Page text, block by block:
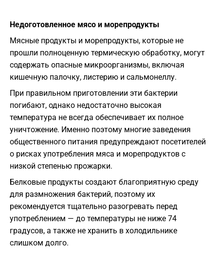
Недоготовленное мясо и морепродукты
Мясные продукты и морепродукты, которые не
прошли полноценную термическую обработку, могут
содержать опасные микроорганизмы, включая
кишечную палочку, листерию и сальмонеллу.
При правильном приготовлении эти бактерии
погибают, однако недостаточно высокая
температура не всегда обеспечивает их полное
уничтожение. Именно поэтому многие заведения
общественного питания предупреждают посетителей
о рисках употребления мяса и морепродуктов с
низкой степенью прожарки.
Белковые продукты создают благоприятную среду
для размножения бактерий, поэтому их
рекомендуется тщательно разогревать перед
употреблением — до температуры не ниже 74
градусов, а также не хранить в холодильнике
слишком долго.